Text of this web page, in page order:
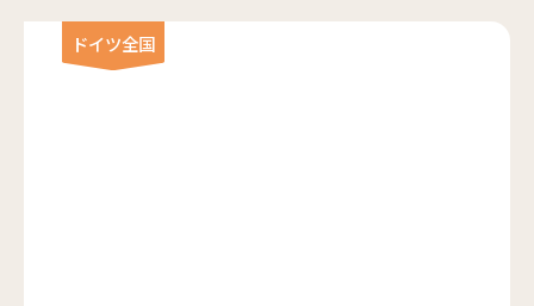
ドイツ全国